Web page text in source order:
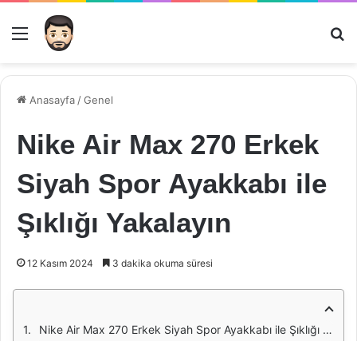
Menü
Anasayfa /Genel
Nike Air Max 270 Erkek
Siyah Spor Ayakkabı ile
Şıklığı Yakalayın
12 Kasım 2024 3 dakika okuma süresi
Nike Air Max 270 Erkek Siyah Spor Ayakkabı ile Şıklığı Yakalayın